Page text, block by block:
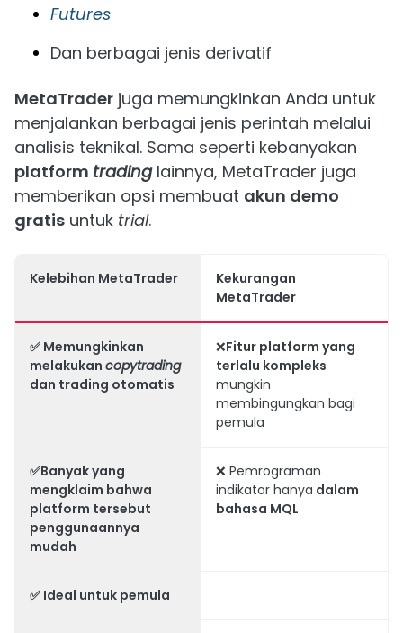
Futures
Dan berbagai jenis derivatif
MetaTrader juga memungkinkan Anda untuk
menjalankan berbagai jenis perintah melalui
analisis teknikal. Sama seperti kebanyakan
platform tradinglainnya, MetaTrader juga
memberikan opsi membuat akun demo
gratis untuk trial.
Kelebihan MetaTrader
Kekurangan
MetaTrader
✅ Memungkinkan
melakukan copytrading
dan trading otomatis
❌Fitur platform yang
terlalu kompleks
mungkin
membingungkan bagi
pemula
✅Banyak yang
mengklaim bahwa
platform tersebut
penggunaannya
mudah
❌ Pemrograman
indikator hanya dalam
bahasa MQL
✅ Ideal untuk pemula